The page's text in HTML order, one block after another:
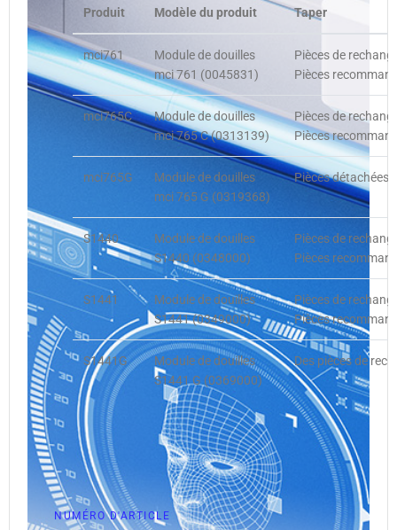
Produit Modèle du produit Taper
mci761
Module de douilles
mci 761 (0045831)
Pièces de
Pièces
mci765C
Module de douilles
mci 765 C (0313139)
Pièces de
Pièces
mci765G
Module de douilles
mci 765 G (0319368)
Pièces détachées,
S1440
Module de douilles
S1440 (0348000)
Pièces de
Pièces
S1441
Module de douilles
S1441 (0349000)
Pièces de
Pièces
S1441G
Module de douilles
S1441 G (0369000)
Des pièces de
NUMÉRO D'ARTICLE